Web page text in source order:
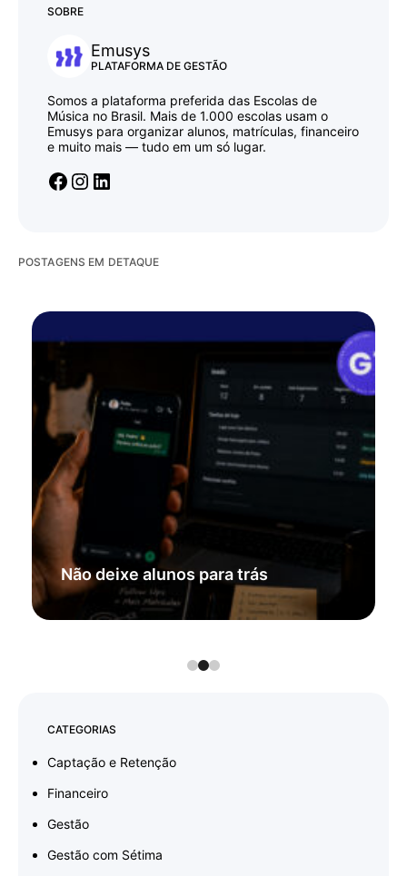
SOBRE
Emusys
PLATAFORMA DE GESTÃO
Somos a plataforma preferida das Escolas de
Música no Brasil. Mais de 1.000 escolas usam o
Emusys para organizar alunos, matrículas, financeiro
e muito mais — tudo em um só lugar.
POSTAGENS EM DETAQUE
Não deixe alunos para trás
CATEGORIAS
Captação e Retenção
Financeiro
Gestão
Gestão com Sétima